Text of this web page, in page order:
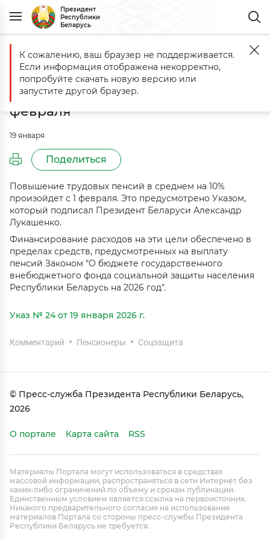
Президент
Республики
Беларусь
Главная События Александр Лукашенко подписал Указ о
Александр Лукашенко подписал
Указ о повышении пенсий с 1
февраля
19 января
Поделиться
Повышение трудовых пенсий в среднем на 10%
произойдет с 1 февраля. Это предусмотрено Указом,
который подписал Президент Беларуси Александр
Лукашенко.
Финансирование расходов на эти цели обеспечено в
пределах средств, предусмотренных на выплату
пенсий Законом "О бюджете государственного
внебюджетного фонда социальной защиты населения
Республики Беларусь на 2026 год".
Указ № 24 от 19 января 2026 г.
Комментарий Пенсионеры Соцзащита
© Пресс-служба Президента Республики Беларусь,
2026
О портале Карта сайта RSS
Материалы Портала могут использоваться в средствах
массовой информации, распространяться в сети Интернет без
каких-либо ограничений по объему и срокам публикации.
Единственным условием является ссылка на первоисточник.
Никакого предварительного согласия на использование
материалов Портала со стороны пресс-службы Президента
Республики Беларусь не требуется.
К сожалению, ваш браузер не поддерживается.
Если информация отображена некорректно,
попробуйте скачать новую версию или
запустите другой браузер.